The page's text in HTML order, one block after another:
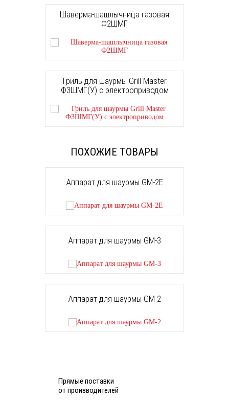
Шаверма-шашлычница газовая
Ф2ШМГ
Гриль для шаурмы Grill Master
Ф3ШМГ(У) с электроприводом
ПОХОЖИЕ ТОВАРЫ
Аппарат для шаурмы GM-2Е
Аппарат для шаурмы GM-3
Аппарат для шаурмы GM-2
Прямые поставки
от производителей